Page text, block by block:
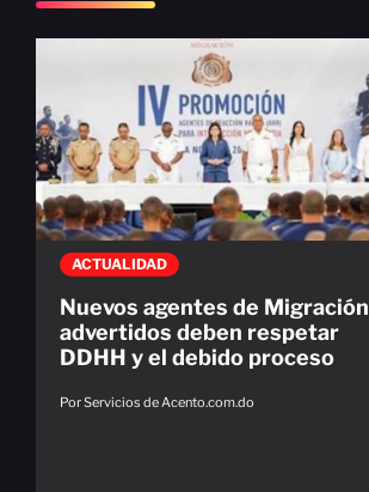
ACTUALIDAD
Nuevos agentes de Migración
advertidos deben respetar
DDHH y el debido proceso
Por Servicios de Acento.com.do